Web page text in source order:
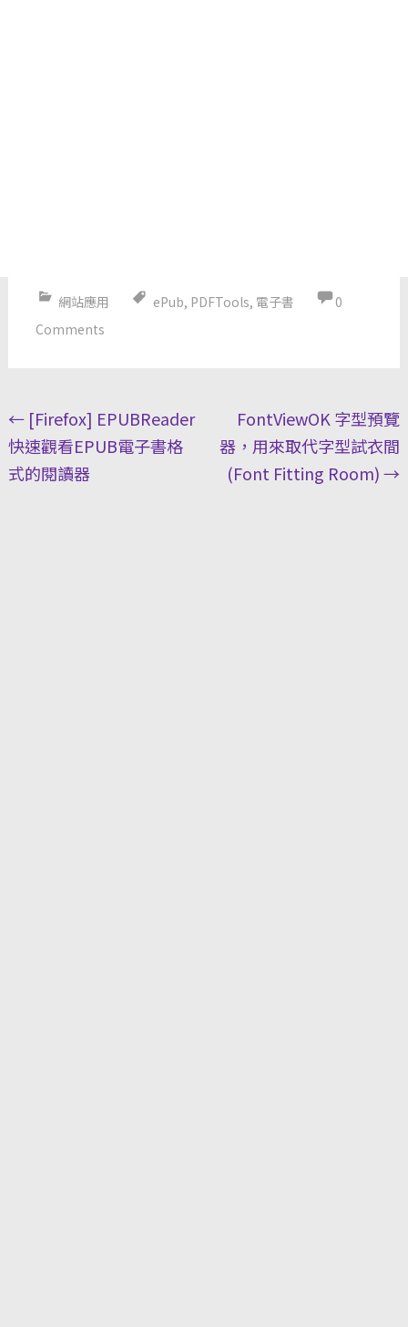
網站應用 ePub, PDFTools, 電子書
0
Comments
Post
navigation
←[Firefox] EPUBReader
快速觀看EPUB電子書格
式的閱讀器
FontViewOK 字型預覽
器，用來取代字型試衣間
(Font Fitting Room)→